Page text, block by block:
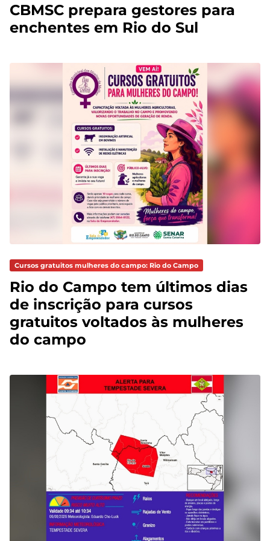
CBMSC prepara gestores para
enchentes em Rio do Sul
Cursos gratuitos mulheres do campo: Rio do Campo
Rio do Campo tem últimos dias
de inscrição para cursos
gratuitos voltados às mulheres
do campo